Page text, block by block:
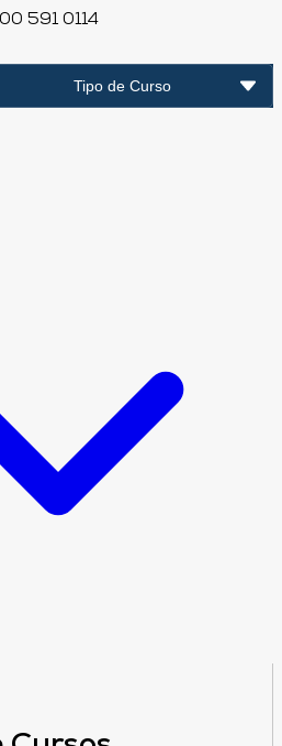
591 0114